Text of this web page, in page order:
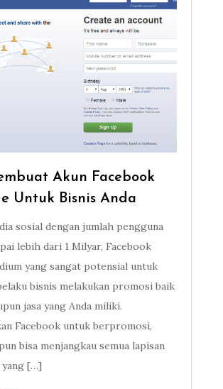
Akun Facebook
Untuk Bisnis Anda
sosial dengan jumlah pengguna
lebih dari 1 Milyar, Facebook
yang sangat potensial untuk
bisnis melakukan promosi baik
jasa yang Anda miliki.
Facebook untuk berpromosi,
bisa menjangkau semua lapisan
yang […]